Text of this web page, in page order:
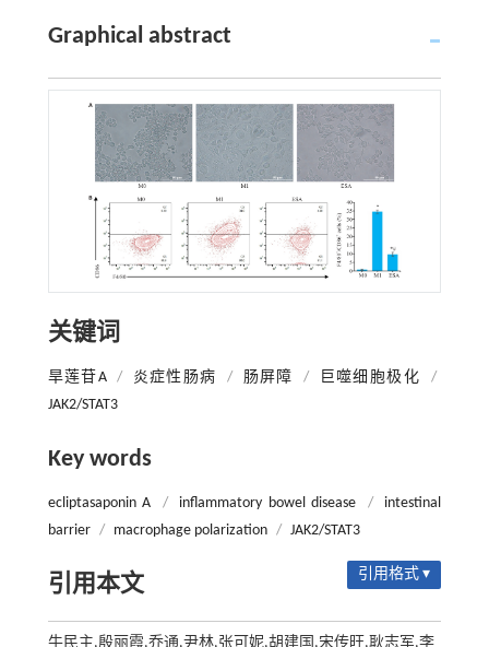
Graphical abstract
关键词
旱莲苷A / 炎症性肠病 / 肠屏障 / 巨噬细胞极化
/
JAK2/STAT3
Key words
ecliptasaponin A / inflammatory bowel disease /
intestinal
barrier / macrophage polarization / JAK2/STAT3
引用本文 引用格式 ▾
牛民主,殷丽霞,乔通,尹林,张可妮,胡建国,宋传旺,耿志军,李